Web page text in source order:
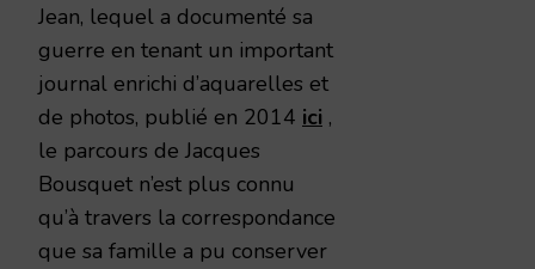
Jean, lequel a documenté sa
guerre en tenant un important
journal enrichi d’aquarelles et
de photos, publié en 2014 ici ,
le parcours de Jacques
Bousquet n’est plus connu
qu’à travers la correspondance
que sa famille a pu conserver